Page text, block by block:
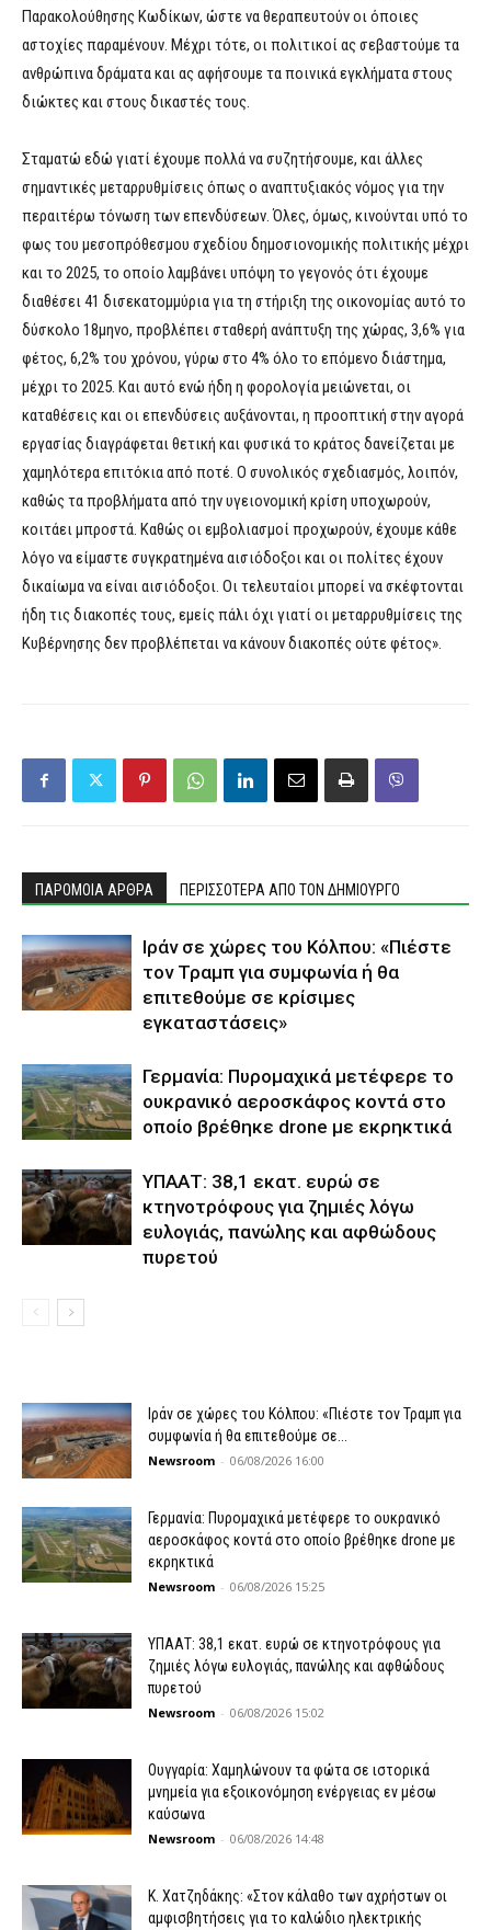
Παρακολούθησης Κωδίκων, ώστε να θεραπευτούν οι όποιες
αστοχίες παραμένουν. Μέχρι τότε, οι πολιτικοί ας σεβαστούμε τα
ανθρώπινα δράματα και ας αφήσουμε τα ποινικά εγκλήματα στους
διώκτες και στους δικαστές τους.
Σταματώ εδώ γιατί έχουμε πολλά να συζητήσουμε, και άλλες
σημαντικές μεταρρυθμίσεις όπως ο αναπτυξιακός νόμος για την
περαιτέρω τόνωση των επενδύσεων. Όλες, όμως, κινούνται υπό το
φως του μεσοπρόθεσμου σχεδίου δημοσιονομικής πολιτικής μέχρι
και το 2025, το οποίο λαμβάνει υπόψη το γεγονός ότι έχουμε
διαθέσει 41 δισεκατομμύρια για τη στήριξη της οικονομίας αυτό το
δύσκολο 18μηνο, προβλέπει σταθερή ανάπτυξη της χώρας, 3,6% για
φέτος, 6,2% του χρόνου, γύρω στο 4% όλο το επόμενο διάστημα,
μέχρι το 2025. Και αυτό ενώ ήδη η φορολογία μειώνεται, οι
καταθέσεις και οι επενδύσεις αυξάνονται, η προοπτική στην αγορά
εργασίας διαγράφεται θετική και φυσικά το κράτος δανείζεται με
χαμηλότερα επιτόκια από ποτέ. Ο συνολικός σχεδιασμός, λοιπόν,
καθώς τα προβλήματα από την υγειονομική κρίση υποχωρούν,
κοιτάει μπροστά. Καθώς οι εμβολιασμοί προχωρούν, έχουμε κάθε
λόγο να είμαστε συγκρατημένα αισιόδοξοι και οι πολίτες έχουν
δικαίωμα να είναι αισιόδοξοι. Οι τελευταίοι μπορεί να σκέφτονται
ήδη τις διακοπές τους, εμείς πάλι όχι γιατί οι μεταρρυθμίσεις της
Κυβέρνησης δεν προβλέπεται να κάνουν διακοπές ούτε φέτος».
ΠΑΡΟΜΟΙΑ ΑΡΘΡΑ ΠΕΡΙΣΣΟΤΕΡΑ ΑΠΟ ΤΟΝ ΔΗΜΙΟΥΡΓΟ
Ιράν σε χώρες του Κόλπου: «Πιέστε
τον Τραμπ για συμφωνία ή θα
επιτεθούμε σε κρίσιμες
εγκαταστάσεις»
Γερμανία: Πυρομαχικά μετέφερε το
ουκρανικό αεροσκάφος κοντά στο
οποίο βρέθηκε drone με εκρηκτικά
ΥΠΑΑΤ: 38,1 εκατ. ευρώ σε
κτηνοτρόφους για ζημιές λόγω
ευλογιάς, πανώλης και αφθώδους
πυρετού
Ιράν σε χώρες του Κόλπου: «Πιέστε τον Τραμπ για
συμφωνία ή θα επιτεθούμε σε...
Newsroom - 06/08/2026 16:00
Γερμανία: Πυρομαχικά μετέφερε το ουκρανικό
αεροσκάφος κοντά στο οποίο βρέθηκε drone με
εκρηκτικά
Newsroom - 06/08/2026 15:25
ΥΠΑΑΤ: 38,1 εκατ. ευρώ σε κτηνοτρόφους για
ζημιές λόγω ευλογιάς, πανώλης και αφθώδους
πυρετού
Newsroom - 06/08/2026 15:02
Ουγγαρία: Χαμηλώνουν τα φώτα σε ιστορικά
μνημεία για εξοικονόμηση ενέργειας εν μέσω
καύσωνα
Newsroom - 06/08/2026 14:48
Κ. Χατζηδάκης: «Στον κάλαθο των αχρήστων οι
αμφισβητήσεις για το καλώδιο ηλεκτρικής